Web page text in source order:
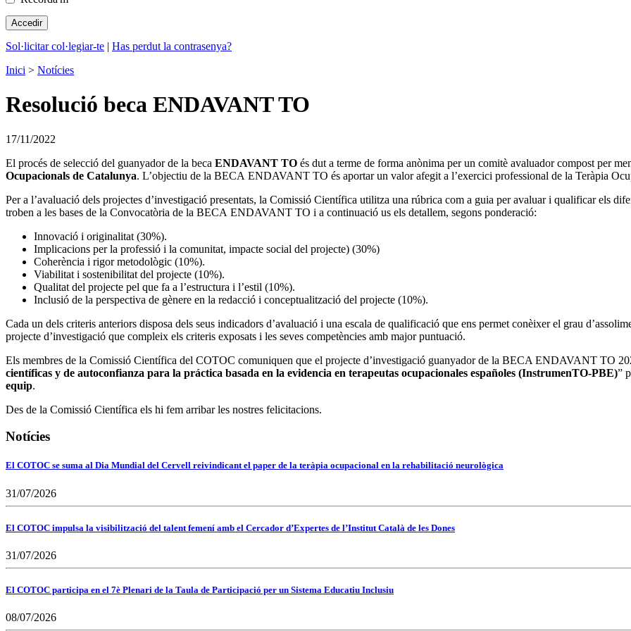
Sol·licitar col·legiar-te | Has perdut la contrasenya?
Inici > Notícies
Resolució beca ENDAVANT TO
17/11/2022
El procés de selecció del guanyador de la beca ENDAVANT TO és dut a terme de forma anònima per un comitè avaluador compost per
Ocupacionals de Catalunya. L’objectiu de la BECA ENDAVANT TO és aportar un valor afegit a l’exercici professional de la Teràpia
Per a l’avaluació dels projectes d’investigació presentats, la Comissió Científica utilitza una rúbrica com a guia per avaluar i qualificar els
troben a les bases de la Convocatòria de la BECA ENDAVANT TO i a continuació us els detallem, segons ponderació:
Innovació i originalitat (30%).
Implicacions per la professió i la comunitat, impacte social del projecte) (30%)
Coherència i rigor metodològic (10%).
Viabilitat i sostenibilitat del projecte (10%).
Qualitat del projecte pel que fa a l’estructura i l’estil (10%).
Inclusió de la perspectiva de gènere en la redacció i conceptualització del projecte (10%).
Cada un dels criteris anteriors disposa dels seus indicadors d’avaluació i una escala de qualificació que ens permet conèixer el grau
projecte d’investigació que compleix els criteris exposats i les seves competències amb major puntuació.
Els membres de la Comissió Científica del COTOC comuniquen que el projecte d’investigació guanyador de la BECA ENDAVANT TO
científicas y de autoconfianza para la práctica basada en la evidencia en terapeutas ocupacionales españoles (InstrumenTO-PBE)”
equip.
Des de la Comissió Científica els hi fem arribar les nostres felicitacions.
Notícies
El COTOC se suma al Dia Mundial del Cervell reivindicant el paper de la teràpia ocupacional en la rehabilitació neurològica
31/07/2026
El COTOC impulsa la visibilització del talent femení amb el Cercador d’Expertes de l’Institut Català de les Dones
31/07/2026
El COTOC participa en el 7è Plenari de la Taula de Participació per un Sistema Educatiu Inclusiu
08/07/2026